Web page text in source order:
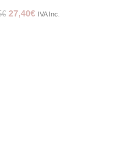
€ 27,40€ IVA Inc.